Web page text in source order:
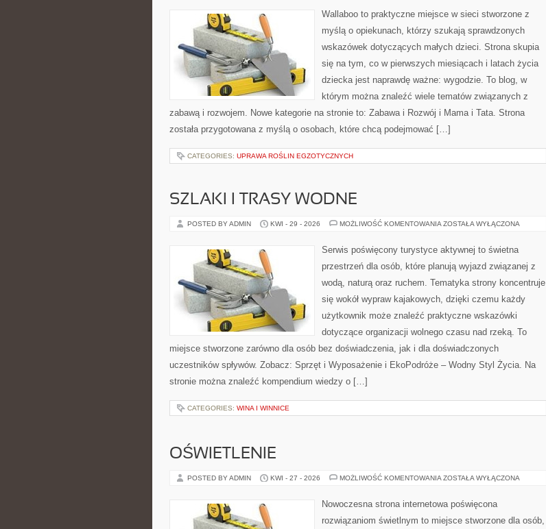
Wallaboo to praktyczne miejsce w sieci stworzone z
myślą o opiekunach, którzy szukają sprawdzonych
wskazówek dotyczących małych dzieci. Strona skupia
się na tym, co w pierwszych miesiącach i latach życia
dziecka jest naprawdę ważne: wygodzie. To blog, w
którym można znaleźć wiele tematów związanych z
zabawą i rozwojem. Nowe kategorie na stronie to: Zabawa i Rozwój i Mama i Tata. Strona
została przygotowana z myślą o osobach, które chcą podejmować […]
CATEGORIES: UPRAWA ROŚLIN EGZOTYCZNYCH
SZLAKI I TRASY WODNE
POSTED BY ADMIN KWI - 29 - 2026 MOŻLIWOŚĆ KOMENTOWANIA SZLAKI
WODNE
ZOSTAŁA WYŁĄCZONA
Serwis poświęcony turystyce aktywnej to świetna
przestrzeń dla osób, które planują wyjazd związanej z
wodą, naturą oraz ruchem. Tematyka strony koncentruje
się wokół wypraw kajakowych, dzięki czemu każdy
użytkownik może znaleźć praktyczne wskazówki
dotyczące organizacji wolnego czasu nad rzeką. To
miejsce stworzone zarówno dla osób bez doświadczenia, jak i dla doświadczonych
uczestników spływów. Zobacz: Sprzęt i Wyposażenie i EkoPodróże – Wodny Styl Życia. Na
stronie można znaleźć kompendium wiedzy o […]
CATEGORIES: WINA I WINNICE
OŚWIETLENIE
POSTED BY ADMIN KWI - 27 - 2026 MOŻLIWOŚĆ KOMENTOWANIA OŚWIETLENIE
ZOSTAŁA WYŁĄCZONA
Nowoczesna strona internetowa poświęcona
rozwiązaniom świetlnym to miejsce stworzone dla osób,